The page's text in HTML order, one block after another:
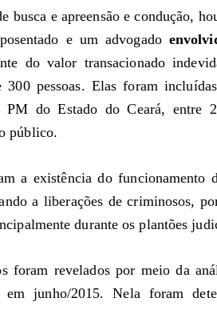
busca e apreensão e condução,
e um advogado
do valor transacionado
300 pessoas. Elas foram
do Estado do Ceará, entre
público.
a existência do
a liberações de criminosos,
durante os plantões
foram revelados por meio da
em junho/2015. Nela foram